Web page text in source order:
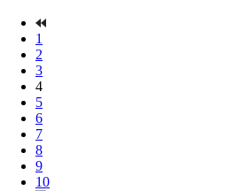
1
2
3
4
5
6
7
8
9
10